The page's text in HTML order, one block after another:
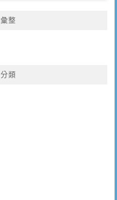
彙整
分類